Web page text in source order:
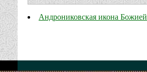
Андрониковская икона